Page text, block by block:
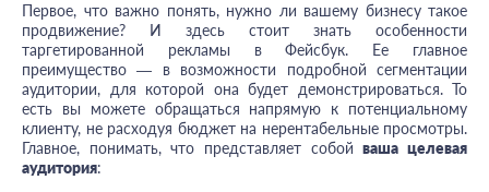
Первое, что важно понять, нужно ли вашему бизнесу такое
продвижение? И здесь стоит знать особенности
таргетированной рекламы в Фейсбук. Ее главное
преимущество — в возможности подробной сегментации
аудитории, для которой она будет демонстрироваться. То
есть вы можете обращаться напрямую к потенциальному
клиенту, не расходуя бюджет на нерентабельные просмотры.
Главное, понимать, что представляет собойваша целевая
аудитория: